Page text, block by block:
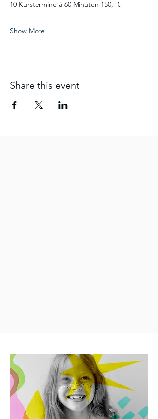
10 Kurstermine á 60 Minuten 150,- €
Show More
Share this event